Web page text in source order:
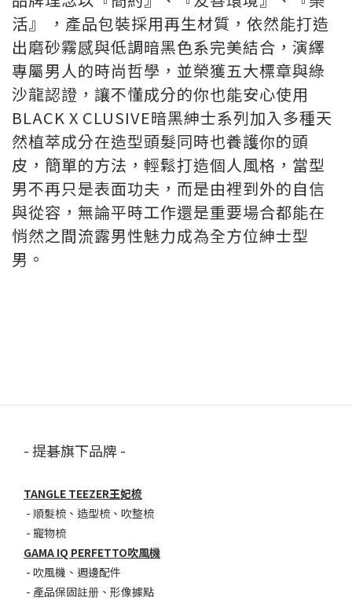
活』 ，產品包裝採用再生材質，依然能打造
出磨砂霧感與低調暗黑色系完美結合，演繹
專屬男人的時尚哲學，並榮獲五大標章與綠
沙龍認證，讓不懂成分的你也能安心使用
BLACK X CLUSIVE暗黑紳士系列加入多種天
然植萃成分在造型頭髮同時也養護你的頭
皮，簡單的方法，輕鬆打造個人風格，當型
男不再只是表面功夫，而是由裡到外的自信
與從容，無論平時工作還是重要場合都能在
悄然之間流露男性魅力成為全方位紳士型
男。
- 提碁旗下品牌 -
TANGLE TEEZER王妃梳
- 順髮梳 、 造型梳 、 吹整梳
- 寵物梳
GAMA IQ PERFETTO吹風機
- 吹風機 、 週邊配件
- 產品保固註册 、 形像據點